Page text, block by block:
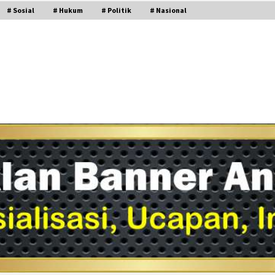
# Sosial # Hukum # Politik # Nasional